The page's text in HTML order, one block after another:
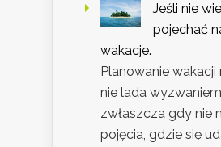
Jeśli nie
pojechać
wakacje.
Planowanie
nie lada
zwłaszcza gdy nie
pojęcia, gdzie się